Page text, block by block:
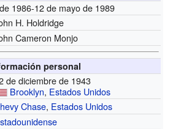
1986-12 de mayo de 1989
H. Holdridge
Cameron Monjo
personal
de diciembre de 1943
Brooklyn, Estados Unidos
Chase, Estados Unidos